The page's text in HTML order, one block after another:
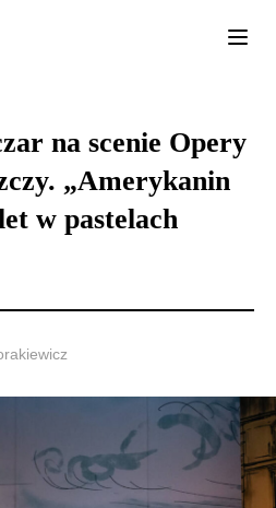
na scenie Opery
„Amerykanin
w pastelach